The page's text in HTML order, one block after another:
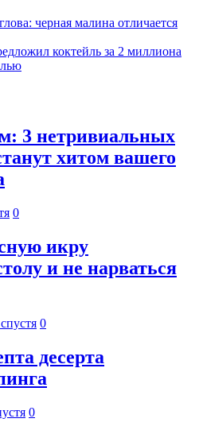
черная малина отличается
коктейль за 2 миллиона
3 нетривиальных
хитом вашего
0
икру
и не нарваться
0
десерта
0